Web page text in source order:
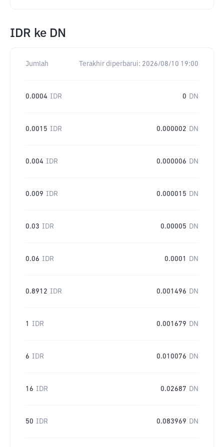
IDR ke DN
Jumlah Terakhir diperbarui: 2026/08/10 19:00
0.0004 IDR 0 DN
0.0015 IDR 0.000002 DN
0.004 IDR 0.000006 DN
0.009 IDR 0.000015 DN
0.03 IDR 0.00005 DN
0.06 IDR 0.0001 DN
0.8912 IDR 0.001496 DN
1 IDR 0.001679 DN
6 IDR 0.010076 DN
16 IDR 0.02687 DN
50 IDR 0.083969 DN